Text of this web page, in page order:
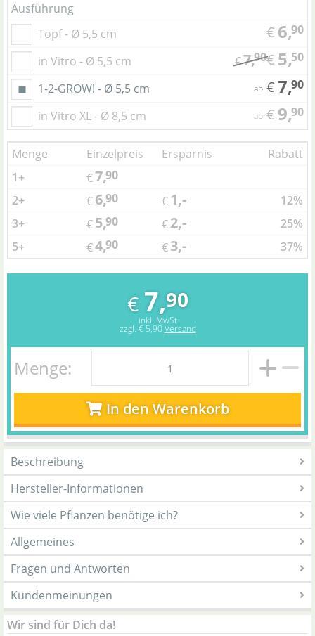
Ausführung
Topf - Ø 5,5 cm
€ 6,90
in Vitro - Ø 5,5 cm €7,90€ 5,50
1-2-GROW! - Ø 5,5 cm ab €7,90
in Vitro XL - Ø 8,5 cm ab € 9,90
Menge Einzelpreis Ersparnis
Rabatt
1+
€7,90
2+
€6,90 €1,-
12%
3+
€5,90 €2,-
25%
5+
€4,90 €3,- 37%
€ 7,90
inkl. MwSt
zzgl. € 5,90 Versand
Menge:
In den Warenkorb
Beschreibung
Hersteller-Informationen
Wie viele Pflanzen benötige ich?
Allgemeines
Fragen und Antworten
Kundenmeinungen
Wir sind für Dich da!